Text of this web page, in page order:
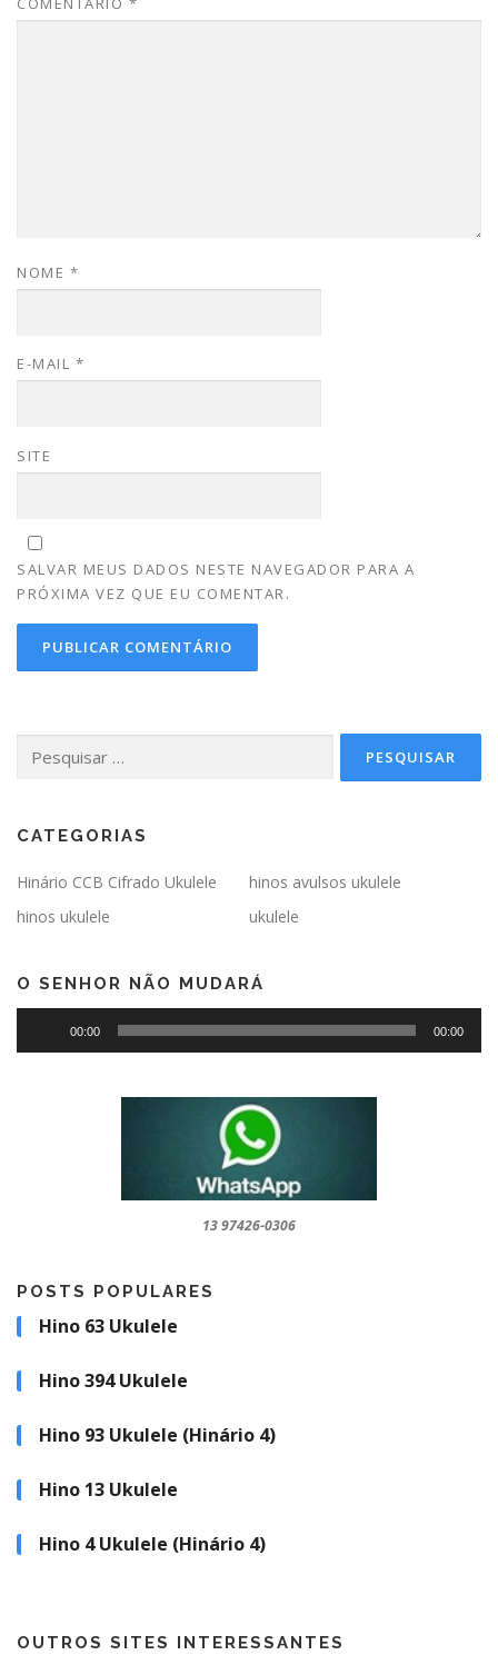
NOME *
E-MAIL *
SITE
SALVAR MEUS DADOS NESTE NAVEGADOR PARA A
PRÓXIMA VEZ QUE EU COMENTAR.
por:
CATEGORIAS
Hinário CCB Cifrado Ukulele
hinos avulsos ukulele
hinos ukulele
ukulele
O SENHOR NÃO MUDARÁ
00:00 00:00
13 97426-0306
POSTS POPULARES
Hino 63 Ukulele
Hino 394 Ukulele
Hino 93 Ukulele (Hinário 4)
Hino 13 Ukulele
Hino 4 Ukulele (Hinário 4)
OUTROS SITES INTERESSANTES